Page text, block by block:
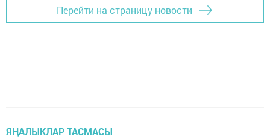
Перейти на страницу новости
ЯҢАЛЫКЛАР ТАСМАСЫ